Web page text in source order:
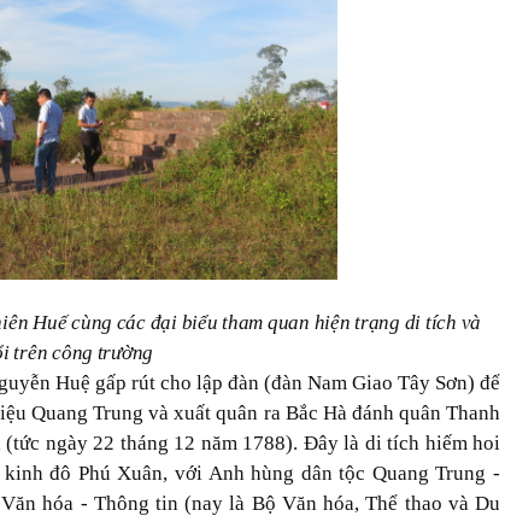
Huế cùng các đại biểu tham quan hiện trạng di tích và
trên công trường
Huệ gấp rút cho lập đàn (đàn Nam Giao Tây Sơn) để
Quang Trung và xuất quân ra Bắc Hà đánh quân Thanh
ngày 22 tháng 12 năm 1788). Đây là di tích hiếm hoi
đô Phú Xuân, với Anh hùng dân tộc Quang Trung -
hóa - Thông tin (nay là Bộ Văn hóa, Thể thao và Du